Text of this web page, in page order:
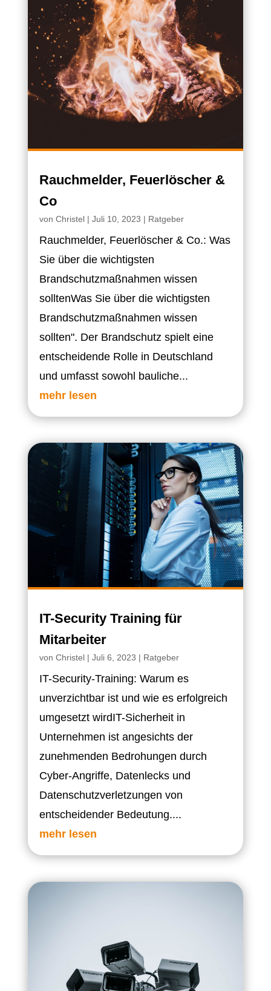
Rauchmelder, Feuerlöscher &
Co
von Christel| Juli 10, 2023 | Ratgeber
Rauchmelder, Feuerlöscher & Co.: Was
Sie über die wichtigsten
Brandschutzmaßnahmen wissen
solltenWas Sie über die wichtigsten
Brandschutzmaßnahmen wissen
sollten". Der Brandschutz spielt eine
entscheidende Rolle in Deutschland
und umfasst sowohl bauliche...
mehr lesen
IT-Security Training für
Mitarbeiter
von Christel| Juli 6, 2023 | Ratgeber
IT-Security-Training: Warum es
unverzichtbar ist und wie es erfolgreich
umgesetzt wirdIT-Sicherheit in
Unternehmen ist angesichts der
zunehmenden Bedrohungen durch
Cyber-Angriffe, Datenlecks und
Datenschutzverletzungen von
entscheidender Bedeutung....
mehr lesen